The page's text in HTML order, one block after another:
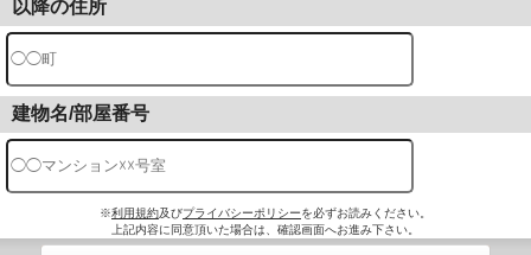
以降の住所
建物名/部屋番号
※利用規約及びプライバシーポリシーを必ずお読みください。
上記内容に同意頂いた場合は、確認画面へお進み下さい。